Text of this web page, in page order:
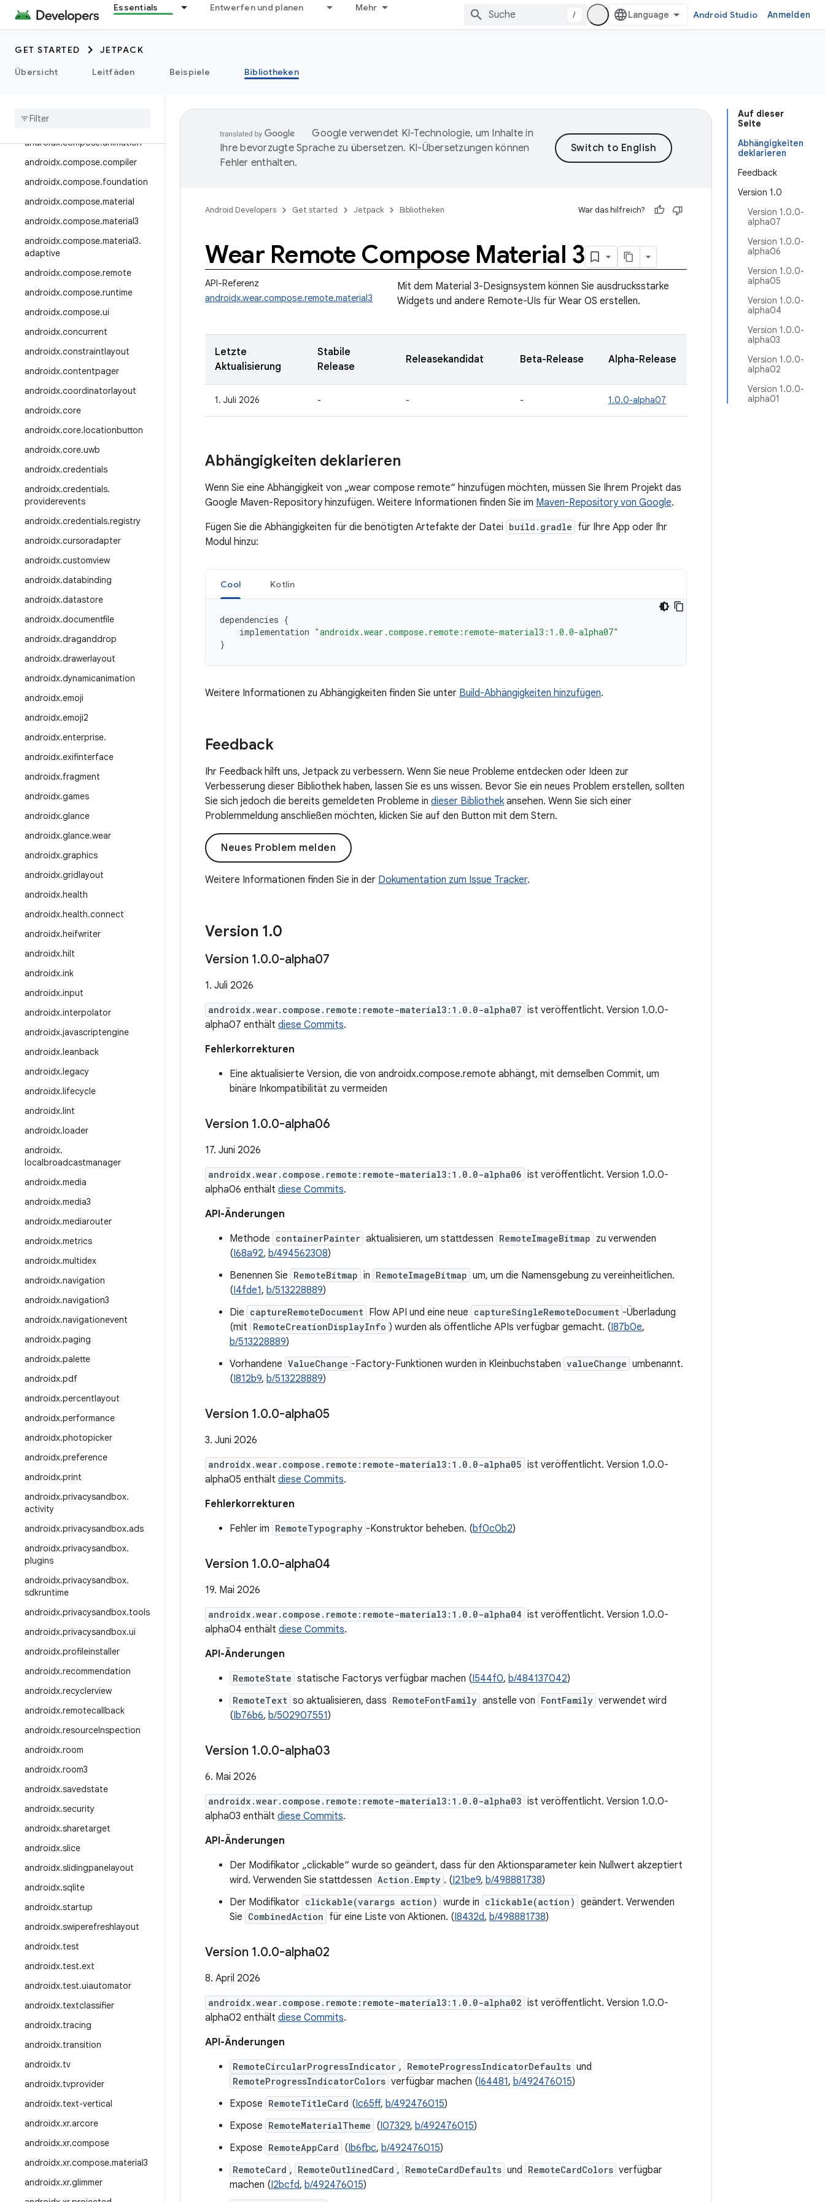
Essentials Entwerfen und planen Mehr
/ Android Studio Anmelden
GET STARTED
JETPACK
Übersicht
Leitfäden Beispiele Bibliotheken
androidx.camera.media3
androidx.camera.viewfinder
androidx.car
androidx
androidx.compose.animation
androidx.compose.compiler
androidx.compose.foundation
androidx.compose.material
androidx.compose.material3
androidx.compose.material3.
adaptive
androidx.compose.remote
androidx.compose.runtime
androidx.compose.ui
androidx.concurrent
androidx.constraintlayout
androidx.contentpager
androidx.coordinatorlayout
androidx.core
androidx.core.locationbutton
androidx.core.uwb
androidx.credentials
androidx.credentials.
providerevents
androidx.credentials.registry
androidx.cursoradapter
androidx.customview
androidx.databinding
androidx.datastore
androidx.documentfile
androidx.draganddrop
androidx.drawerlayout
androidx.dynamicanimation
androidx.emoji
androidx.emoji2
androidx.enterprise.
androidx.exifinterface
androidx.fragment
androidx.games
androidx.glance
androidx.glance.wear
androidx.graphics
androidx.gridlayout
androidx.health
androidx.health.connect
androidx.heifwriter
androidx.hilt
androidx.ink
androidx.input
androidx.interpolator
androidx.javascriptengine
androidx.leanback
androidx.legacy
androidx.lifecycle
androidx.lint
androidx.loader
androidx.
localbroadcastmanager
androidx.media
androidx.media3
androidx.mediarouter
androidx.metrics
androidx.multidex
androidx.navigation
androidx.navigation3
androidx.navigationevent
androidx.paging
androidx.palette
androidx.pdf
androidx.percentlayout
androidx.performance
androidx.photopicker
androidx.preference
androidx.print
androidx.privacysandbox.
activity
androidx.privacysandbox.ads
androidx.privacysandbox.
plugins
androidx.privacysandbox.
sdkruntime
androidx.privacysandbox.tools
androidx.privacysandbox.ui
androidx.profileinstaller
androidx.recommendation
androidx.recyclerview
androidx.remotecallback
androidx.resourceInspection
androidx.room
androidx.room3
androidx.savedstate
androidx.security
androidx.sharetarget
androidx.slice
androidx.slidingpanelayout
androidx.sqlite
androidx.startup
androidx.swiperefreshlayout
androidx.test
androidx.test.ext
androidx.test.uiautomator
androidx.textclassifier
androidx.tracing
androidx.transition
androidx.tv
androidx.tvprovider
androidx.text-vertical
androidx.xr.arcore
androidx.xr.compose
androidx.xr.compose.material3
androidx.xr.glimmer
Auf dieser
Seite
Abhängigkeiten
deklarieren
Feedback
Version 1.0
Version 1.0.0-
alpha07
Version 1.0.0-
alpha06
Version 1.0.0-
alpha05
Version 1.0.0-
alpha04
Version 1.0.0-
alpha03
Version 1.0.0-
alpha02
Version 1.0.0-
alpha01
Google verwendet KI-Technologie, um Inhalte in
Ihre bevorzugte Sprache zu übersetzen. KI-Übersetzungen können
Fehler enthalten.
Android Developers Get started Jetpack Bibliotheken War das hilfreich?
Wear Remote Compose Material 3
API-Referenz
androidx.wear.compose.remote.material3
Mit dem Material 3-Designsystem können Sie ausdrucksstarke
Widgets und andere Remote-UIs für Wear OS erstellen.
Letzte
Aktualisierung
Stabile
Release
Releasekandidat Beta-Release Alpha-Release
1. Juli 2026 - - - 1.0.0-alpha07
Abhängigkeiten deklarieren
Wenn Sie eine Abhängigkeit von „wear compose remote“ hinzufügen möchten, müssen Sie Ihrem Projekt das
Google Maven-Repository hinzufügen. Weitere Informationen finden Sie im Maven-Repository von Google.
Fügen Sie die Abhängigkeiten für die benötigten Artefakte der Datei build.gradle für Ihre App oder Ihr
Modul hinzu:
Cool Kotlin
dependencies {
implementation "androidx.wear.compose.remote:remote-material3:1.0.0-alpha07"
}
Weitere Informationen zu Abhängigkeiten finden Sie unter Build-Abhängigkeiten hinzufügen.
Feedback
Ihr Feedback hilft uns, Jetpack zu verbessern. Wenn Sie neue Probleme entdecken oder Ideen zur
Verbesserung dieser Bibliothek haben, lassen Sie es uns wissen. Bevor Sie ein neues Problem erstellen, sollten
Sie sich jedoch die bereits gemeldeten Probleme in dieser Bibliothekansehen. Wenn Sie sich einer
Problemmeldung anschließen möchten, klicken Sie auf den Button mit dem Stern.
Neues Problem melden
Weitere Informationen finden Sie in der Dokumentation zum Issue Tracker.
Version 1.0
Version 1.0.0-alpha07
1. Juli 2026
androidx.wear.compose.remote:remote-material3:1.0.0-alpha07 ist veröffentlicht. Version 1.0.0-
alpha07 enthält diese Commits.
Fehlerkorrekturen
Eine aktualisierte Version, die von androidx.compose.remote abhängt, mit demselben Commit, um
binäre Inkompatibilität zu vermeiden
Version 1.0.0-alpha06
17. Juni 2026
androidx.wear.compose.remote:remote-material3:1.0.0-alpha06 ist veröffentlicht. Version 1.0.0-
alpha06 enthält diese Commits.
API-Änderungen
Methode containerPainter aktualisieren, um stattdessen RemoteImageBitmap zu verwenden
(I68a92, b/494562308)
Benennen Sie RemoteBitmap in RemoteImageBitmap um, um die Namensgebung zu vereinheitlichen.
(I4fde1, b/513228889)
Die captureRemoteDocument Flow API und eine neue captureSingleRemoteDocument -Überladung
(mit RemoteCreationDisplayInfo ) wurden als öffentliche APIs verfügbar gemacht. (I87b0e,
b/513228889)
Vorhandene ValueChange -Factory-Funktionen wurden in Kleinbuchstaben valueChange umbenannt.
(I812b9, b/513228889)
Version 1.0.0-alpha05
3. Juni 2026
androidx.wear.compose.remote:remote-material3:1.0.0-alpha05 ist veröffentlicht. Version 1.0.0-
alpha05 enthält diese Commits.
Fehlerkorrekturen
Fehler im RemoteTypography -Konstruktor beheben. (bf0c0b2)
Version 1.0.0-alpha04
19. Mai 2026
androidx.wear.compose.remote:remote-material3:1.0.0-alpha04 ist veröffentlicht. Version 1.0.0-
alpha04 enthält diese Commits.
API-Änderungen
RemoteState statische Factorys verfügbar machen (I544f0, b/484137042)
RemoteText so aktualisieren, dass RemoteFontFamily anstelle von FontFamily verwendet wird
(Ib76b6, b/502907551)
Version 1.0.0-alpha03
6. Mai 2026
androidx.wear.compose.remote:remote-material3:1.0.0-alpha03 ist veröffentlicht. Version 1.0.0-
alpha03 enthält diese Commits.
API-Änderungen
Der Modifikator „clickable“ wurde so geändert, dass für den Aktionsparameter kein Nullwert akzeptiert
wird. Verwenden Sie stattdessen Action.Empty . (I21be9, b/498881738)
Der Modifikator clickable(varargs action) wurde in clickable(action) geändert. Verwenden
Sie CombinedAction für eine Liste von Aktionen. (I8432d, b/498881738)
Version 1.0.0-alpha02
8. April 2026
androidx.wear.compose.remote:remote-material3:1.0.0-alpha02 ist veröffentlicht. Version 1.0.0-
alpha02 enthält diese Commits.
API-Änderungen
RemoteCircularProgressIndicator , RemoteProgressIndicatorDefaults und
RemoteProgressIndicatorColors verfügbar machen (I64481, b/492476015)
Expose RemoteTitleCard (Ic65ff, b/492476015)
Expose RemoteMaterialTheme (I07329, b/492476015)
Expose RemoteAppCard (Ib6fbc, b/492476015)
RemoteCard , RemoteOutlinedCard , RemoteCardDefaults und RemoteCardColors verfügbar
machen (I2bcfd, b/492476015)